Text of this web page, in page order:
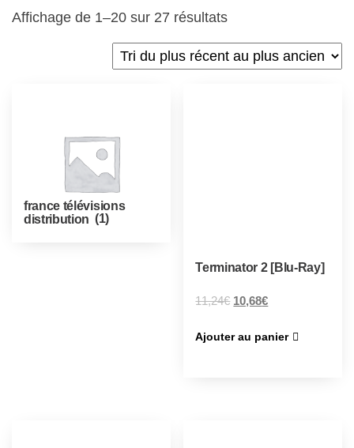
Affichage de 1–20 sur 27 résultats
france télévisions
distribution (1)
Terminator 2 [Blu-Ray]
11,24€ 10,68€
Ajouter au panier